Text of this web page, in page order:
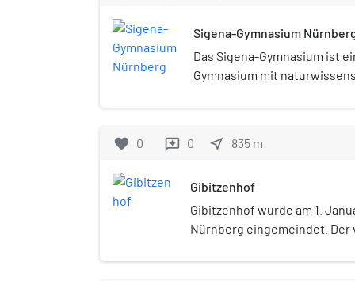
Sigena-Gymnasium
Das Sigena-Gymnasium ist
Gymnasium mit
Nürnberg.
favorite 0 reviews 0 near_me 835 m
Gibitzenhof
Gibitzenhof wurde am 1.
Nürnberg eingemeindet.
statistischen Bezirke 17